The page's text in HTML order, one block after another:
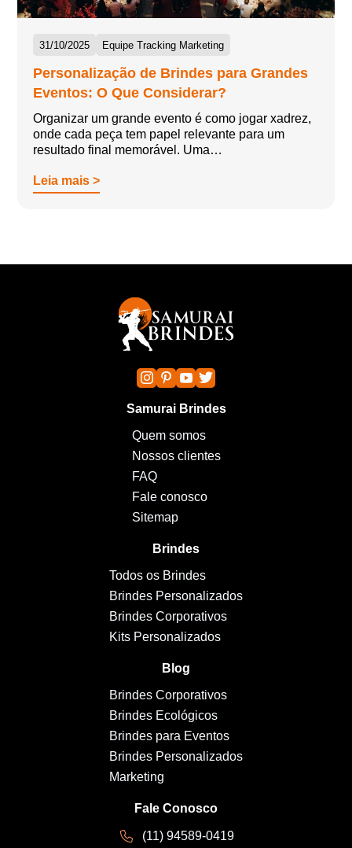
31/10/2025 Equipe Tracking Marketing
Personalização de Brindes para Grandes
Eventos: O Que Considerar?
Organizar um grande evento é como jogar xadrez,
onde cada peça tem papel relevante para um
resultado final memorável. Uma…
Leia mais >
Samurai Brindes
Quem somos
Nossos clientes
FAQ
Fale conosco
Sitemap
Brindes
Todos os Brindes
Brindes Personalizados
Brindes Corporativos
Kits Personalizados
Blog
Brindes Corporativos
Brindes Ecológicos
Brindes para Eventos
Brindes Personalizados
Marketing
Fale Conosco
(11) 94589-0419